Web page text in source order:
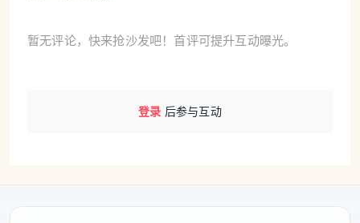
坡营造“水中云影带流沙”意境。药洲春晓作为广东园
药氤氲”之境。水下则暗藏生态净化系统，通过微生物
暂无评论，快来抢沙发吧！首评可提升互动曝光。
登录 后参与互动